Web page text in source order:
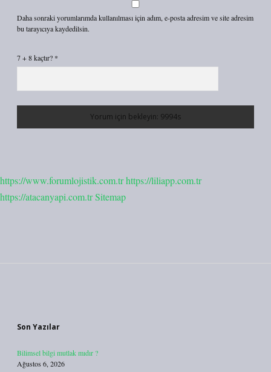
Daha sonraki yorumlarımda kullanılması için adım, e-posta adresim ve site adresim
bu tarayıcıya kaydedilsin.
7 + 8 kaçtır? *
https://www.forumlojistik.com.trhttps://liliapp.com.tr
https://atacanyapi.com.trSitemap
Son Yazılar
Bilimsel bilgi mutlak mıdır ?
Ağustos 6, 2026